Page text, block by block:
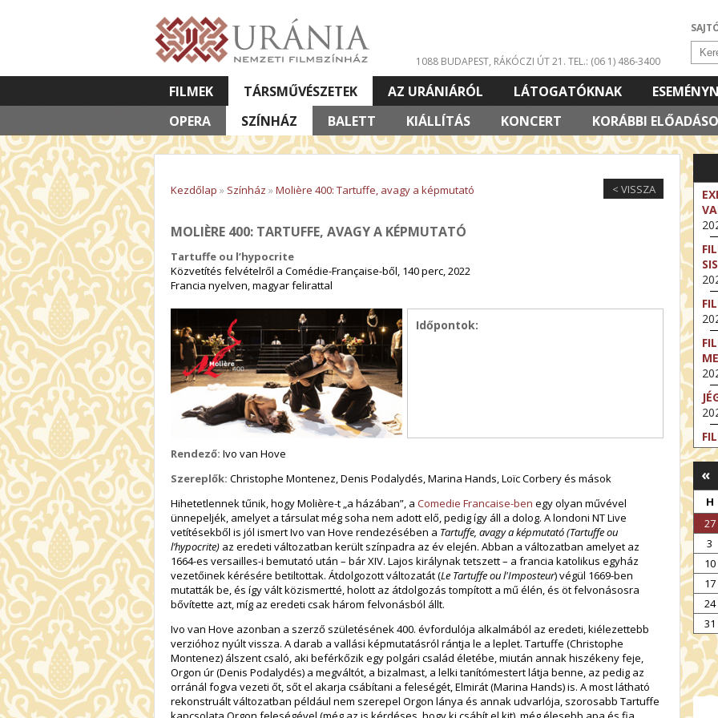
1088 BUDAPEST, RÁKÓCZI ÚT 21. TEL.: (06 1) 486-3400
FILMEK
TÁRSMŰVÉSZETEK
OPERA
SZÍNHÁZ BALETT KIÁLLÍTÁS KONCERT KORÁBBI
AZ URÁNIÁRÓL LÁTOGATÓKNAK
VETÍTETT KÉPES ELŐADÁSOK
< VISSZA
Kezdőlap » Színház »Molière 400: Tartuffe, avagy a képmutató
MOLIÈRE 400: TARTUFFE, AVAGY A KÉPMUTATÓ
Tartuffe ou l’hypocrite
Közvetítés felvételről a Comédie-Française-ből, 140 perc, 2022
Francia nyelven, magyar felirattal
Időpontok:
Rendező: Ivo van Hove
Szereplők: Christophe Montenez, Denis Podalydés, Marina Hands, Loïc Corbery és mások
Hihetetlennek tűnik, hogy Molière-t „a házában”, a Comedie Francaise-ben egy olyan művével
ünnepeljék, amelyet a társulat még soha nem adott elő, pedig így áll a dolog. A londoni NT Live
vetítésekből is jól ismert Ivo van Hove rendezésében a Tartuffe, avagy a képmutató (Tartuffe ou
l’hypocrite) az eredeti változatban került színpadra az év elején. Abban a változatban amelyet az
1664-es versailles-i bemutató után – bár XIV. Lajos királynak tetszett – a francia katolikus egyház
vezetőinek kérésére betiltottak. Átdolgozott változatát (Le Tartuffe ou l'Imposteur) végül 1669-ben
mutatták be, és így vált közismertté, holott az átdolgozás tompított a mű élén, és öt felvonásosra
bővítette azt, míg az eredeti csak három felvonásból állt.
Ivo van Hove azonban a szerző születésének 400. évfordulója alkalmából az eredeti, kiélezettebb
verzióhoz nyúlt vissza. A darab a vallási képmutatásról rántja le a leplet. Tartuffe (Christophe
Montenez) álszent csaló, aki beférkőzik egy polgári család életébe, miután annak hiszékeny feje,
Orgon úr (Denis Podalydés) a megváltót, a bizalmast, a lelki tanítómestert látja benne, az pedig az
orránál fogva vezeti őt, sőt el akarja csábítani a feleségét, Elmirát (Marina Hands) is. A most látható
rekonstruált változatban például nem szerepel Orgon lánya és annak udvarlója, szorosabb Tartuffe
«
H
27
3
10
17
24
31